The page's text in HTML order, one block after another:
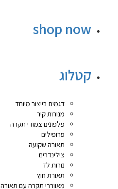
shop now
קטלוג
דגמים בייצור מיוחד
מנורות קיר
פלפונים צמודי תקרה
פרופילים
תאורה שקועה
צילינדרים
נורות לד
תאורת חוץ
מאווררי תקרה עם תאורה